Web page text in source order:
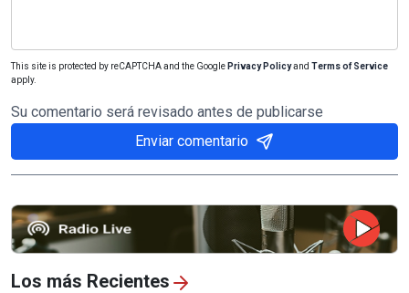
This site is protected by reCAPTCHA and the Google Privacy Policyand Terms of Service
apply.
Su comentario será revisado antes de publicarse
Enviar comentario
Los más Recientes